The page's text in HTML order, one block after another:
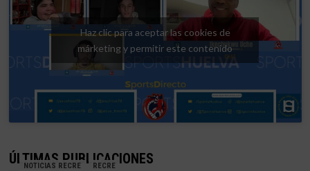
Haz clic para aceptar las cookies de
márketing y permitir este contenido
ÚLTIMAS PUBLICACIONES
NOTICIAS RECRE RECRE